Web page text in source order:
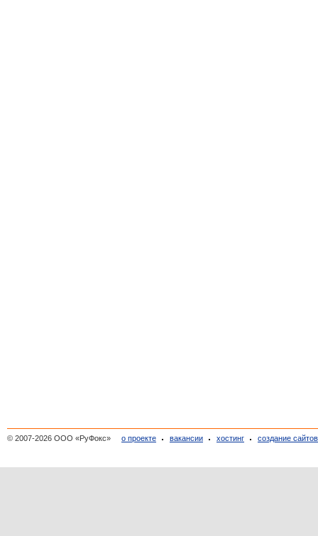
© 2007-2026 ООО «РуФокс» о проекте вакансии хостинг создание сайтов